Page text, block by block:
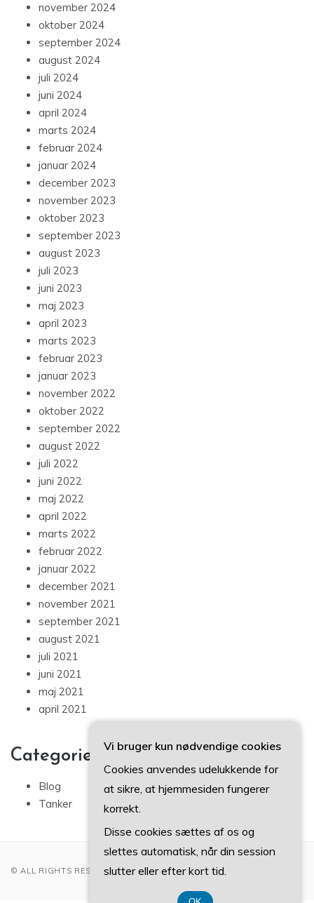
november 2024
oktober 2024
september 2024
august 2024
juli 2024
juni 2024
april 2024
marts 2024
februar 2024
januar 2024
december 2023
november 2023
oktober 2023
september 2023
august 2023
juli 2023
juni 2023
maj 2023
april 2023
marts 2023
februar 2023
januar 2023
november 2022
oktober 2022
september 2022
august 2022
juli 2022
juni 2022
maj 2022
april 2022
marts 2022
februar 2022
januar 2022
december 2021
november 2021
september 2021
august 2021
juli 2021
juni 2021
maj 2021
april 2021
Categories
Blog
Tanker
© ALL RIGHTS RESERVED 2022
Vi bruger kun nødvendige cookies
Cookies anvendes udelukkende for
at sikre, at hjemmesiden fungerer
korrekt.
Disse cookies sættes af os og
slettes automatisk, når din session
slutter eller efter kort tid.